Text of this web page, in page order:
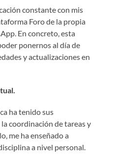
constante con mis
Foro de la propia
En concreto, esta
ponernos al día de
y actualizaciones en
ha tenido sus
coordinación de tareas y
me ha enseñado a
a nivel personal.